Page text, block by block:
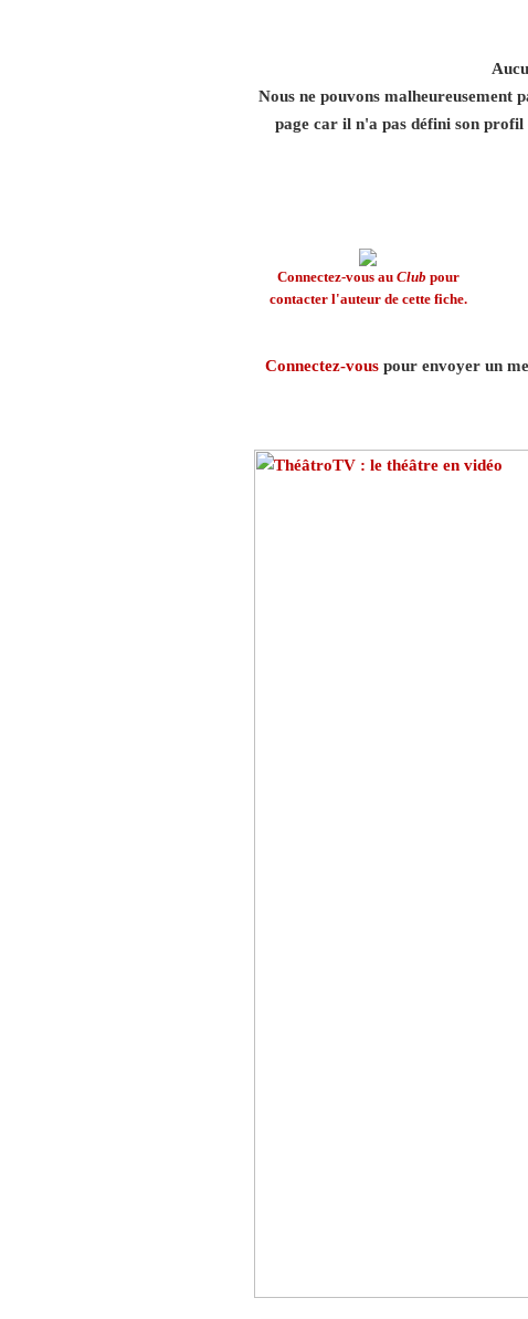
Nous ne pouvons malheureusement
page car il n'a pas défini son profil
Connectez-vous au Club pour
contacter l'auteur de cette fiche.
Connectez-vous pour envoyer un